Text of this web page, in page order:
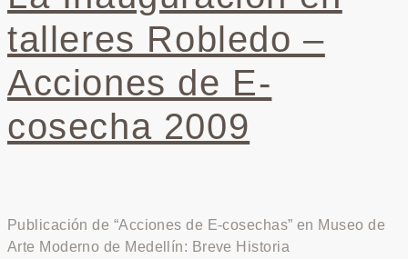
talleres Robledo –
Acciones de E-
cosecha 2009
Publicación de “Acciones de E-cosechas” en Museo de
Arte Moderno de Medellín: Breve Historia